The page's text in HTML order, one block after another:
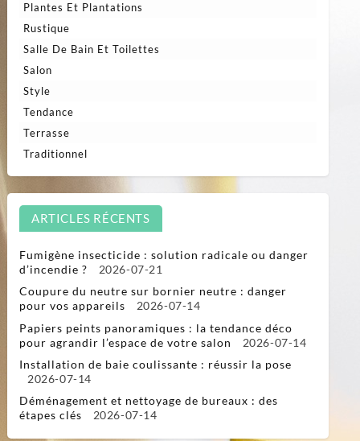
Plantes Et Plantations
Rustique
Salle De Bain Et Toilettes
Salon
Style
Tendance
Terrasse
Traditionnel
ARTICLES RÉCENTS
Fumigène insecticide : solution radicale ou danger
d’incendie ?
2026-07-21
Coupure du neutre sur bornier neutre : danger
pour vos appareils
2026-07-14
Papiers peints panoramiques : la tendance déco
pour agrandir l’espace de votre salon
2026-07-14
Installation de baie coulissante : réussir la pose
2026-07-14
Déménagement et nettoyage de bureaux : des
étapes clés
2026-07-14